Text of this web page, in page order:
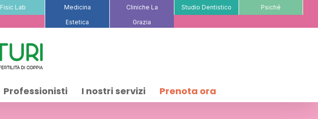
Fisic Lab
Medicina
Estetica
Cliniche La
Grazia
Studio Dentistico Psiché
Professionisti I nostri servizi Prenota ora